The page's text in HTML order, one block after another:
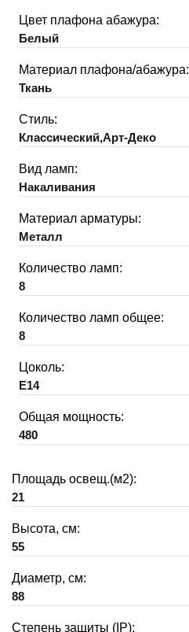
Цвет плафона абажура:
Белый
Материал плафона/абажура:
Ткань
Стиль:
Классический,Арт-Деко
Вид ламп:
Накаливания
Материал арматуры:
Металл
Количество ламп:
8
Количество ламп общее:
8
Цоколь:
E14
Общая мощность:
480
Площадь освещ.(м2):
21
Высота, см:
55
Диаметр, см:
88
Степень защиты (IP):